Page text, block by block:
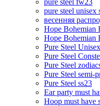
pure steel fw23
pure steel unisex
весенняя
Hope Bohemian
Hope Bohemian
Pure Steel
Pure Steel
Pure Steel
Pure Steel semi-
Pure Steel ss23
Ear party must
Hoop must have